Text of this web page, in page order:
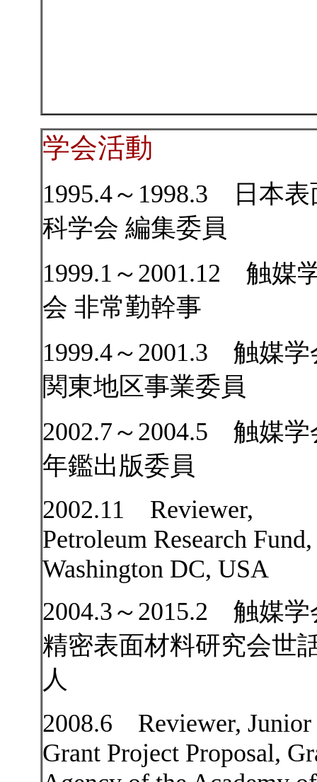
学会活動
1995.4～1998.3 日本表
科学会 編集委員
1999.1～2001.12 触媒
会 非常勤幹事
1999.4～2001.3 触媒学
関東地区事業委員
2002.7～2004.5 触媒学
年鑑出版委員
2002.11 Reviewer,
Petroleum Research Fund,
Washington DC, USA
2004.3～2015.2 触媒学
精密表面材料研究会世
人
2008.6 Reviewer, Junior
Grant Project Proposal,